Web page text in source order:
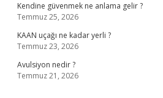
Kendine güvenmek ne anlama gelir ?
Temmuz 25, 2026
KAAN uçağı ne kadar yerli ?
Temmuz 23, 2026
Avulsiyon nedir ?
Temmuz 21, 2026